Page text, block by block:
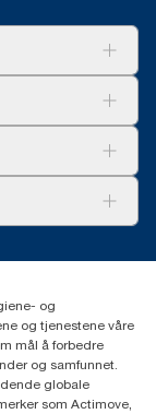
og
og tjenestene våre
mål å forbedre
og samfunnet.
globale
som Actimove,